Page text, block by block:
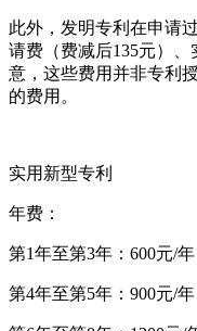
此外，发明专利在申请
请费（费减后135元）
意，这些费用并非专利
的费用。
实用新型专利
年费：
第1年至第3年：600元/年
第4年至第5年：900元/年